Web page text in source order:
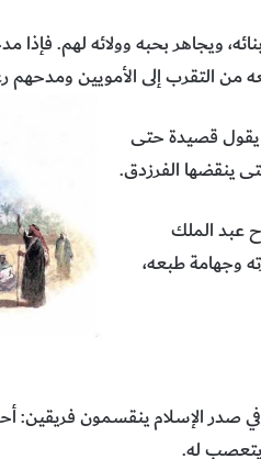
ويجاهر بحبه وولائه لهم.
من التقرب إلى الأمويين
يقول قصيدة حتى
ينقضها الفرزدق.
عبد الملك
وجهامة طبعه،
صدر الإسلام ينقسمون فريقين:
له.